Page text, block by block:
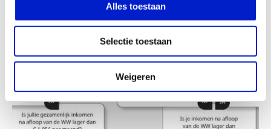
Alles toestaan
Selectie toestaan
Weigeren